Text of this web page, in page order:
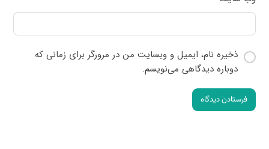
ذخیره نام، ایمیل و وبسایت من در مرورگر برای زمانی که
دوباره دیدگاهی می‌نویسم.
فرستادن دیدگاه